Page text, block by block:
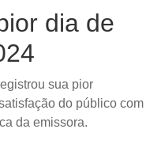
dia de
sua pior
do público com
da emissora.